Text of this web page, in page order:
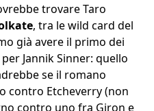
trovare Taro
, tra le wild card del
già avere il primo dei
Jannik Sinner: quello
se il romano
contro Etcheverry (non
contro uno fra Giron e